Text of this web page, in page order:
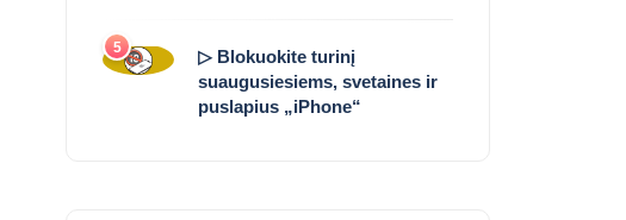
5
▷ Blokuokite turinį
suaugusiesiems, svetaines ir
puslapius „iPhone“